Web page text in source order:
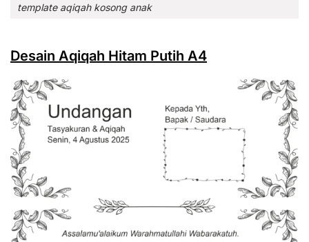
template aqiqah kosong anak
Desain Aqiqah Hitam Putih A4